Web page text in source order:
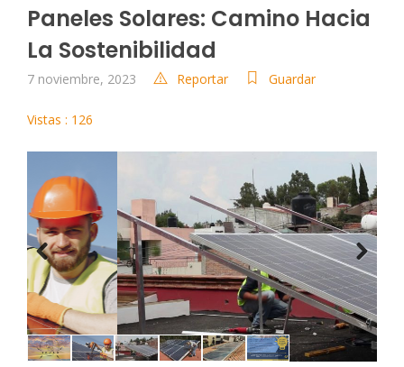
Paneles Solares: Camino Hacia
La Sostenibilidad
7 noviembre, 2023 Reportar Guardar
Vistas : 126
Previous Next